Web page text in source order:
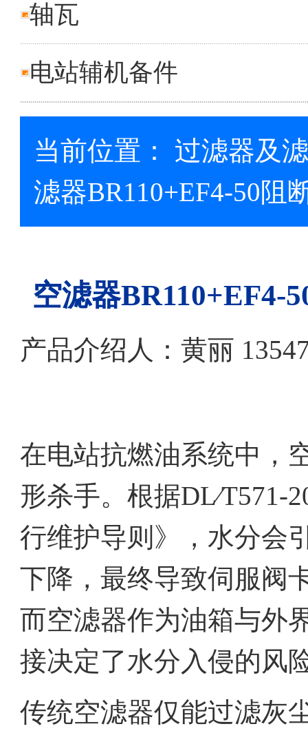
轴瓦
电站辅机备件
当前位置： 过滤器及
滤器BR110+EF4-50阻
空滤器BR110+EF4-
产品介绍人：黄丽
在电站抗燃油系统中，
形杀手。根据DL∕T571-
行维护导则》，水分会
下降，最终导致伺服阀
而空滤器作为油箱与外
接决定了水分入侵的风
传统空滤器仅能过滤灰